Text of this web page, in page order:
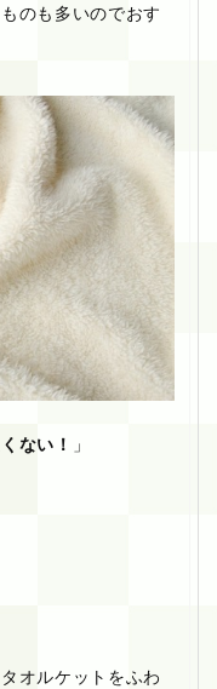
のも多いのでおす
ない！ 」
オルケットをふわ